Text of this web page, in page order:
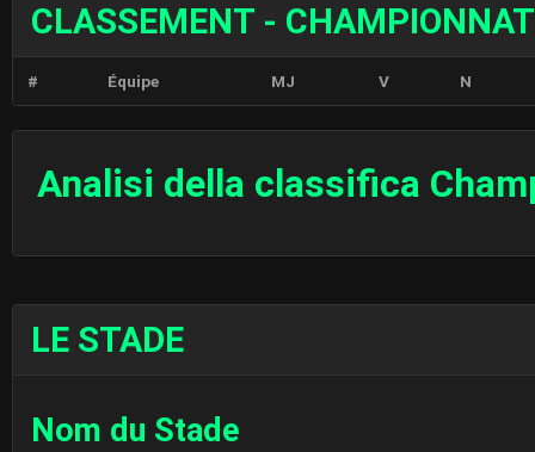
CLASSEMENT - CHAMPIONNAT
# Équipe MJ V N
Analisi della classifica
LE STADE
Nom du Stade